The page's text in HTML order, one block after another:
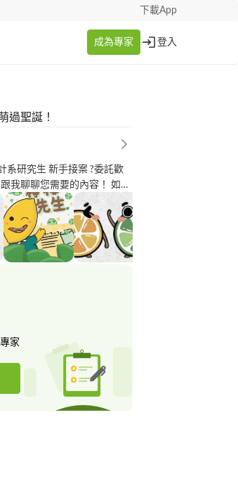
下載App
成為專家 登入
過聖誕！
系研究生 新手接案 ?委託歡
我聊聊您需要的內容！ 如有
drawing_pei__ -----------
畫比賽 佳作 2023年
2023年 參加 2024 SKM
家